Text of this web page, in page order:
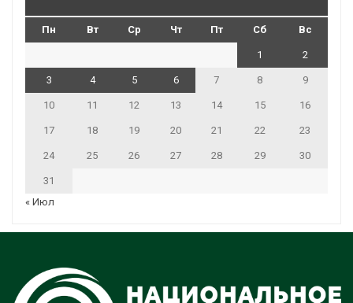
Пн Вт Ср Чт Пт Сб Вс
1 2
3 4 5 6 7 8 9
10 11 12 13 14 15 16
17 18 19 20 21 22 23
24 25 26 27 28 29 30
31
« Июл